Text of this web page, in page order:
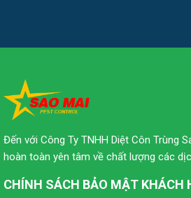
Đến với Công Ty TNHH Diệt Côn Trùng
hoàn toàn yên tâm về chất lượng các
CHÍNH SÁCH BẢO MẬT KHÁCH